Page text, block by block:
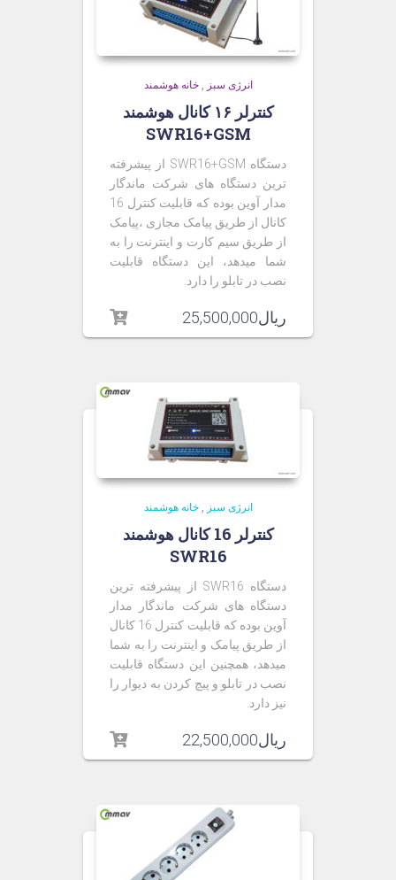
انرژی سبز ,خانه هوشمند
کنترلر ۱۶ کانال هوشمند
SWR16+GSM
دستگاه SWR16+GSM از پیشرفته
ترین دستگاه های شرکت ماندگار
مدار آوین بوده که قابلیت کنترل 16
کانال از طریق پیامک مجازی ،پیامک
از طریق سیم کارت و اینترنت را به
شما میدهد، این دستگاه قابلیت
نصب در تابلو را دارد.
ریال25,500,000
انرژی سبز ,خانه هوشمند
کنترلر 16 کانال هوشمند
SWR16
دستگاه SWR16 از پیشرفته ترین
دستگاه های شرکت ماندگار مدار
آوین بوده که قابلیت کنترل 16 کانال
از طریق پیامک و اینترنت را به شما
میدهد، همچنین این دستگاه قابلیت
نصب در تابلو و پیچ کردن به دیوار را
نیز دارد.
ریال22,500,000